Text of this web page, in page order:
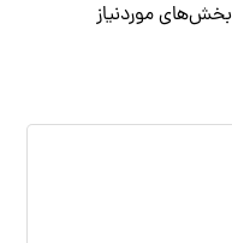
بخش‌های موردنیاز